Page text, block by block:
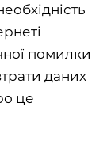
помилки
даних
це